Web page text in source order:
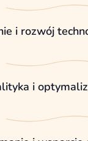
i rozwój
i